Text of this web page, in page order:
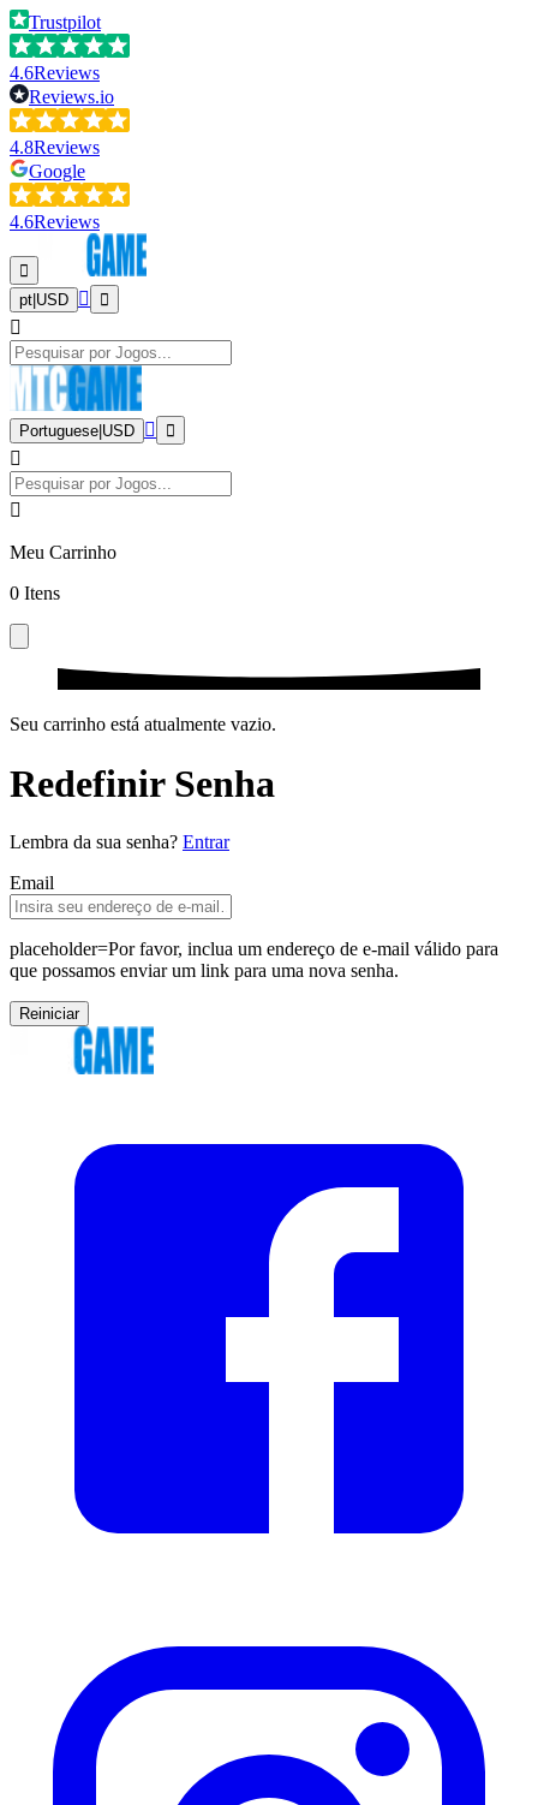
Trustpilot
4.6Reviews
Reviews.io
4.8Reviews
Google
4.6Reviews
pt USD
Portuguese USD
Meu Carrinho
0 Itens
Seu carrinho está atualmente vazio.
Redefinir Senha
Lembra da sua senha? Entrar
Email
placeholder=Por favor, inclua um endereço de e-mail válido para
que possamos enviar um link para uma nova senha.
Reiniciar